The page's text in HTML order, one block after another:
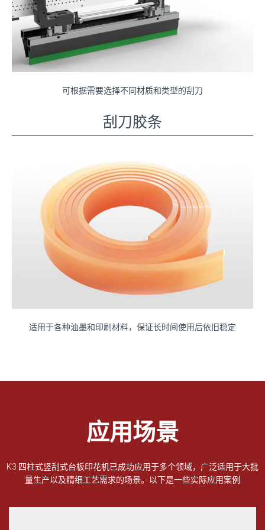
可根据需要选择不同材质和类型的刮刀
刮刀胶条
适用于各种油墨和印刷材料，保证长时间使用后依旧稳定
应用场景
K3 四柱式竖刮式台板印花机已成功应用于多个领域，广泛适用于大批
量生产以及精细工艺需求的场景。以下是一些实际应用案例